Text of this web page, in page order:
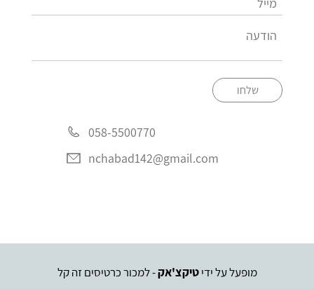
שלחו
058-5500770
nchabad142@gmail.com
מופעל על ידיטיקצ'אק- למכור כרטיסים זה קל